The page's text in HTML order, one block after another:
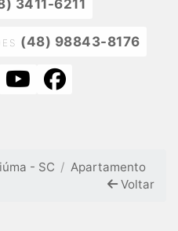
3411-6211
(48) 98843-8176
- SC
Apartamento
Voltar